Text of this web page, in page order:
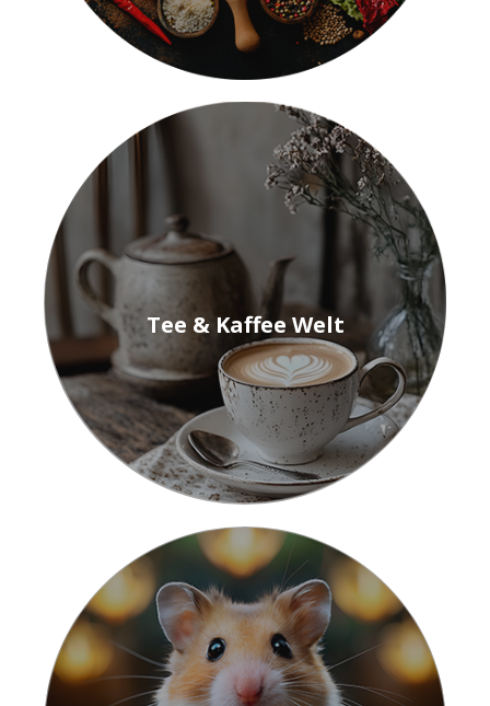
Tee & Kaffee Welt